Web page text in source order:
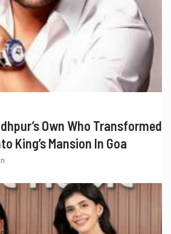
Own Who Transformed
King’s Mansion In Goa